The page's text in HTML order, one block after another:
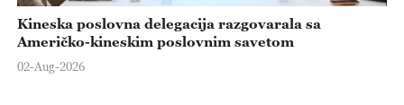
Kineska poslovna delegacija razgovarala sa
Američko-kineskim poslovnim savetom
02-Aug-2026